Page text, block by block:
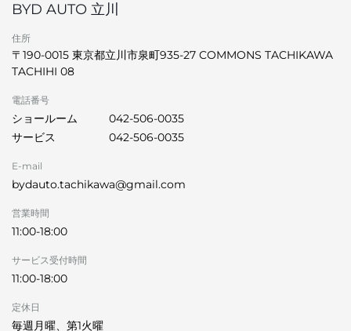
BYD AUTO 立川
住所
〒190-0015 東京都立川市泉町935-27 COMMONS TACHIKAWA
TACHIHI 08
電話番号
ショールーム
042-506-0035
サービス
042-506-0035
E-mail
bydauto.tachikawa@gmail.com
営業時間
11:00-18:00
サービス受付時間
11:00-18:00
定休日
毎週月曜、第1火曜